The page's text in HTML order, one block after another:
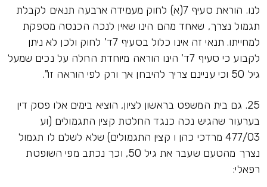
לנו. הוראת סעיף 7(א) לחוק מעמידה ארבעה תנאים לקבלת
תגמול נצרך, שאחד מהם הינו שאין לנכה הכנסה מספקת
למחייתו. תנאי זה אינו כלול בסעיף 7ד' לחוק ולכן לא ניתן
לקבוע כי סעיף 7ד' הינו הוראה מיוחדת החלה על נכים שמעל
גיל 50 וכי עניינם צריך להיבחן אך ורק לפי הוראה זו".
25. גם בית המשפט בראשון לציון, הוציא בימים אלו פסק דין
בערעור שהגיש נכה כנגד החלטת קצין התגמולים (וע
477/03 מרדכי כהן ו קצין התגמולים) שלא לשלם לו תגמול
נצרך מהטעם שעבר את גיל 50, וכך נכתב מפי השופטת
רפאלי: